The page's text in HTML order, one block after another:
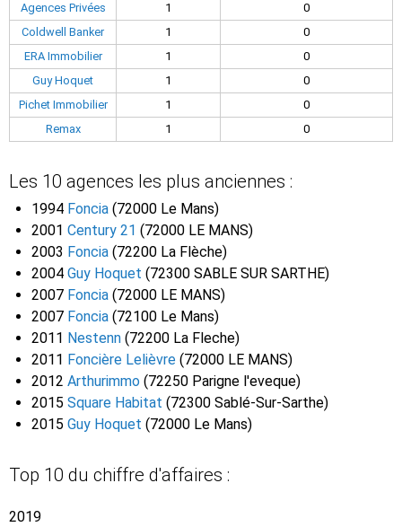
Agences Privées
1
0
Coldwell Banker
1
0
ERA Immobilier
1
0
Guy Hoquet
1
0
Pichet Immobilier
1
0
Remax
1 0
Les 10 agences les plus anciennes :
1994 Foncia (72000 Le Mans)
2001 Century 21 (72000 LE MANS)
2003 Foncia (72200 La Flèche)
2004 Guy Hoquet (72300 SABLE SUR SARTHE)
2007 Foncia (72000 LE MANS)
2007 Foncia (72100 Le Mans)
2011 Nestenn (72200 La Fleche)
2011 Foncière Lelièvre (72000 LE MANS)
2012 Arthurimmo (72250 Parigne l'eveque)
2015 Square Habitat (72300 Sablé-Sur-Sarthe)
2015 Guy Hoquet (72000 Le Mans)
Top 10 du chiffre d'affaires :
2019